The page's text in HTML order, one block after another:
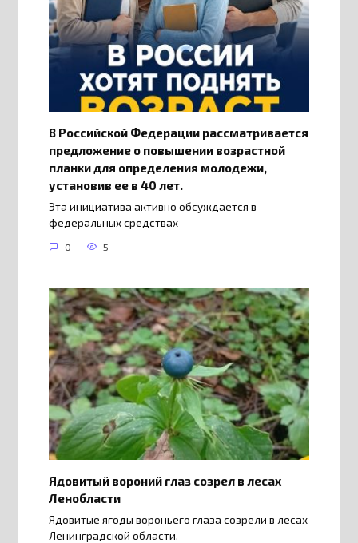
В Российской Федерации рассматривается
предложение о повышении возрастной
планки для определения молодежи,
установив ее в 40 лет.
Эта инициатива активно обсуждается в
федеральных средствах
0 5
Ядовитый вороний глаз созрел в лесах
Ленобласти
Ядовитые ягоды вороньего глаза созрели в лесах
Ленинградской области.